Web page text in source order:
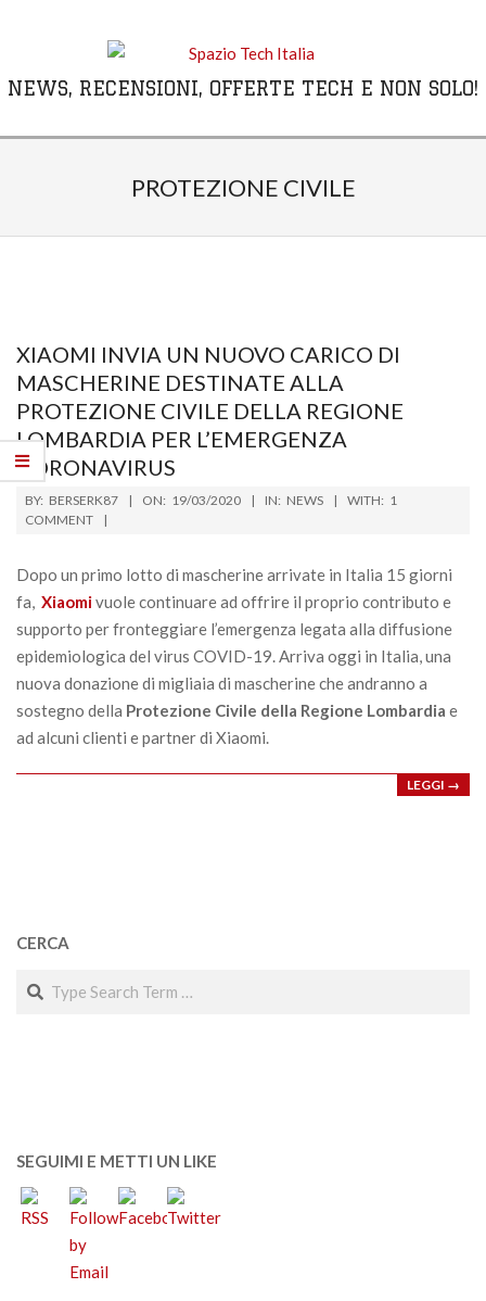
NEWS, RECENSIONI, OFFERTE TECH E NON SOLO!
PROTEZIONE CIVILE
XIAOMI INVIA UN NUOVO CARICO DI
MASCHERINE DESTINATE ALLA
PROTEZIONE CIVILE DELLA REGIONE
LOMBARDIA PER L’EMERGENZA
CORONAVIRUS
2020-
03-
BY: BERSERK87 ON: 19/03/2020 IN: NEWS WITH: 1
COMMENT
Dopo un primo lotto di mascherine arrivate in Italia 15 giorni
fa, Xiaomivuole continuare ad offrire il proprio contributo e
supporto per fronteggiare l’emergenza legata alla diffusione
epidemiologica del virus COVID-19. Arriva oggi in Italia, una
nuova donazione di migliaia di mascherine che andranno a
sostegno della Protezione Civile della Regione Lombardia e
ad alcuni clienti e partner di Xiaomi.
LEGGI →
CERCA
Search
SEGUIMI E METTI UN LIKE